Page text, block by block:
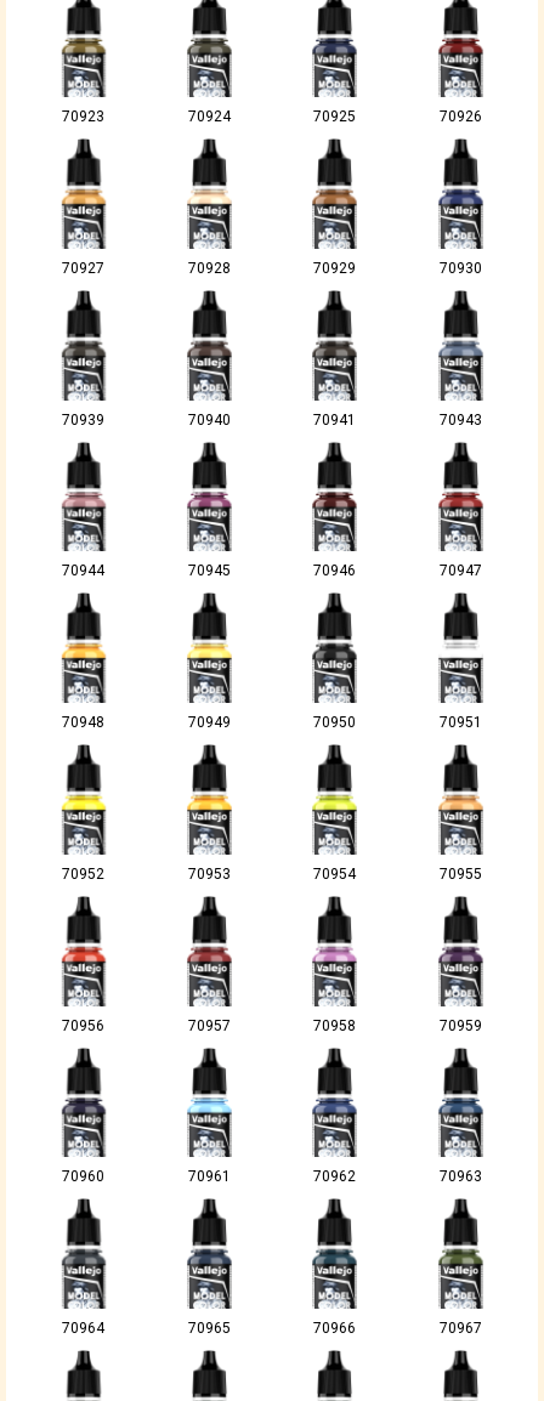
70923 70924 70925 70926
70927 70928 70929 70930
70939 70940 70941 70943
70944 70945 70946 70947
70948 70949 70950 70951
70952 70953 70954 70955
70956 70957 70958 70959
70960 70961 70962 70963
70964 70965 70966 70967